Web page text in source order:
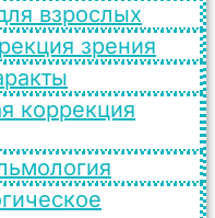
взрослых
зрения
коррекция